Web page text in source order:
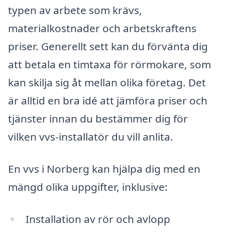
typen av arbete som krävs,
materialkostnader och arbetskraftens
priser. Generellt sett kan du förvänta dig
att betala en timtaxa för rörmokare, som
kan skilja sig åt mellan olika företag. Det
är alltid en bra idé att jämföra priser och
tjänster innan du bestämmer dig för
vilken vvs-installatör du vill anlita.
En vvs i Norberg kan hjälpa dig med en
mängd olika uppgifter, inklusive:
Installation av rör och avlopp